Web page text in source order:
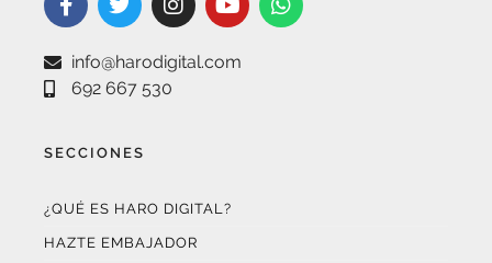
info@harodigital.com
692 667 530
SECCIONES
¿QUÉ ES HARO DIGITAL?
HAZTE EMBAJADOR